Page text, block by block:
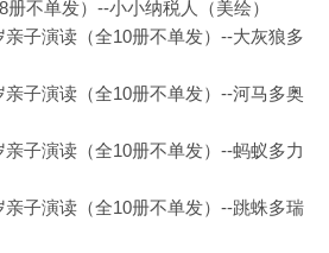
不单发）--小小纳税人（美绘）
亲子演读（全10册不单发）--大灰狼多
亲子演读（全10册不单发）--河马多奥
子演读（全10册不单发）--蚂蚁多力
亲子演读（全10册不单发）--跳蛛多瑞